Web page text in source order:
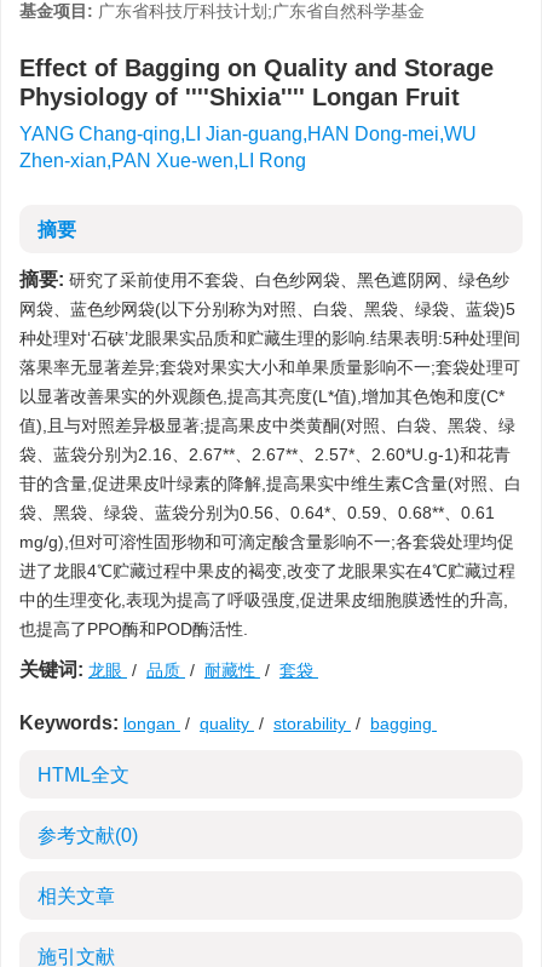
基金项目: 广东省科技厅科技计划;广东省自然科学基金
Effect of Bagging on Quality and Storage
Physiology of ''''Shixia'''' Longan Fruit
YANG Chang-qing,LI Jian-guang,HAN Dong-mei,WU
Zhen-xian,PAN Xue-wen,LI Rong
摘要
摘要: 研究了采前使用不套袋、白色纱网袋、黑色遮阴网、绿色纱
网袋、蓝色纱网袋(以下分别称为对照、白袋、黑袋、绿袋、蓝袋)5
种处理对‘石硖’龙眼果实品质和贮藏生理的影响.结果表明:5种处理间
落果率无显著差异;套袋对果实大小和单果质量影响不一;套袋处理可
以显著改善果实的外观颜色,提高其亮度(L*值),增加其色饱和度(C*
值),且与对照差异极显著;提高果皮中类黄酮(对照、白袋、黑袋、绿
袋、蓝袋分别为2.16、2.67**、2.67**、2.57*、2.60*U.g-1)和花青
苷的含量,促进果皮叶绿素的降解,提高果实中维生素C含量(对照、白
袋、黑袋、绿袋、蓝袋分别为0.56、0.64*、0.59、0.68**、0.61
mg/g),但对可溶性固形物和可滴定酸含量影响不一;各套袋处理均促
进了龙眼4℃贮藏过程中果皮的褐变,改变了龙眼果实在4℃贮藏过程
中的生理变化,表现为提高了呼吸强度,促进果皮细胞膜透性的升高,
也提高了PPO酶和POD酶活性.
关键词: 龙眼 / 品质 / 耐藏性 / 套袋
Keywords: longan / quality / storability / bagging
HTML全文
参考文献(0)
相关文章
施引文献